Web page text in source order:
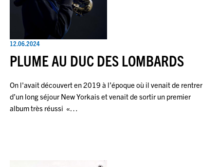
12.06.2024
PLUME AU DUC DES LOMBARDS
On l'avait découvert en 2019 à l’époque où il venait de rentrer
d’un long séjour New Yorkais et venait de sortir un premier
album très réussi «…